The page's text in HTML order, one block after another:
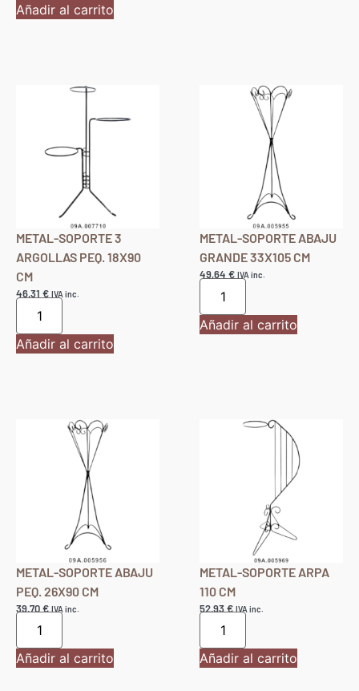
Añadir al carrito
METAL-SOPORTE 3
ARGOLLAS PEQ. 18X90
CM
46,31 € IVA inc.
Añadir al carrito
METAL-SOPORTE ABAJU
GRANDE 33X105 CM
49,64 € IVA inc.
Añadir al carrito
METAL-SOPORTE ABAJU
PEQ. 26X90 CM
39,70€ IVA inc.
Añadir al carrito
METAL-SOPORTE ARPA
110 CM
52,93€ IVA inc.
Añadir al carrito